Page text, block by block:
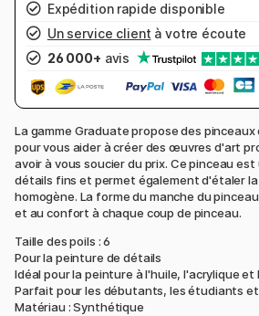
Expédition rapide disponible
Un service client à votre écoute
26 000+ avis
La gamme Graduate propose des
pour vous aider à créer des œuvres d'art
avoir à vous soucier du prix. Ce pinceau
détails fins et permet également d'étaler
homogène. La forme du manche du
et au confort à chaque coup de pinceau.
Taille des poils : 6
Pour la peinture de détails
Idéal pour la peinture à l'huile, l'acrylique et
Parfait pour les débutants, les étudiants
Matériau : Synthétique